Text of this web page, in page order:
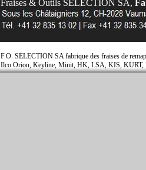
Fraises & Outils SELECTION SA,
F.O. SELECTION SA fabrique des fraises de
Ilco Orion, Keyline, Minit, HK, LSA, KIS, KURT,